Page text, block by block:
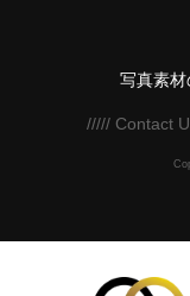
写真素
///// Contact